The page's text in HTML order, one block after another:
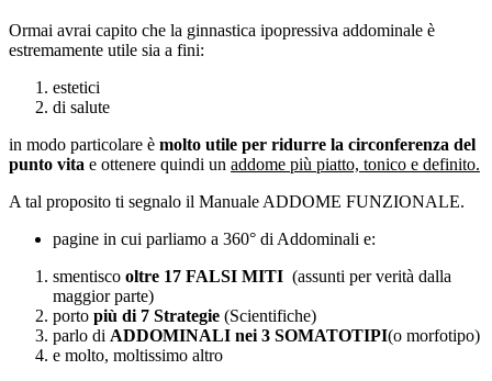
Ormai avrai capito che la ginnastica ipopressiva addominale è
estremamente utile sia a fini:
estetici
di salute
in modo particolare è molto utile per ridurre la circonferenza del
punto vita e ottenere quindi un addome più piatto, tonico e definito.
A tal proposito ti segnalo il Manuale ADDOME FUNZIONALE.
pagine in cui parliamo a 360° di Addominali e:
smentisco oltre 17 FALSI MITI (assunti per verità dalla
maggior parte)
porto più di 7 Strategie (Scientifiche)
parlo di ADDOMINALI nei 3 SOMATOTIPI(o morfotipo)
e molto, moltissimo altro